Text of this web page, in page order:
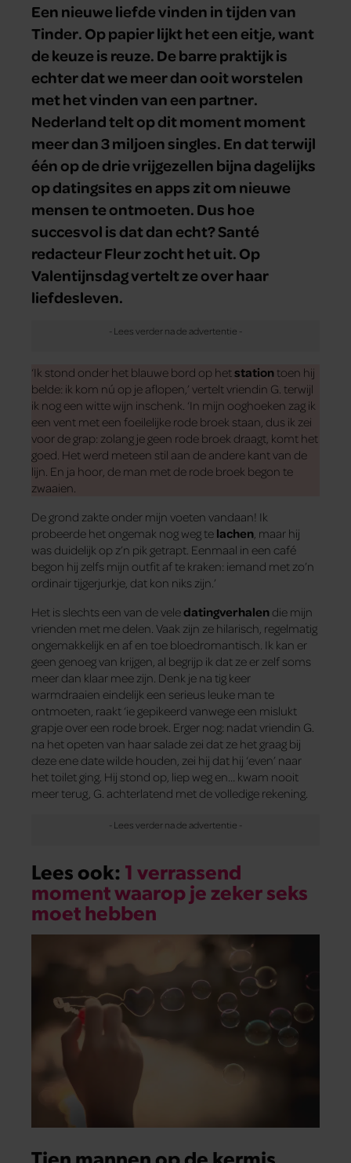
Een nieuwe liefde vinden in tijden van
Tinder. Op papier lijkt het een eitje, want
de keuze is reuze. De barre praktijk is
echter dat we meer dan ooit worstelen
met het vinden van een partner.
Nederland telt op dit moment moment
meer dan 3 miljoen singles. En dat terwijl
één op de drie vrijgezellen bijna dagelijks
op datingsites en apps zit om nieuwe
mensen te ontmoeten. Dus hoe
succesvol is dat dan echt? Santé
redacteur Fleur zocht het uit. Op
Valentijnsdag vertelt ze over haar
liefdesleven.
‘Ik stond onder het blauwe bord op hetstation toen hij
belde: ik kom nú op je aflopen,’ vertelt vriendin G. terwijl
ik nog een witte wijn inschenk. ‘In mijn ooghoeken zag ik
een vent met een foeilelijke rode broek staan, dus ik zei
voor de grap: zolang je geen rode broek draagt, komt het
goed. Het werd meteen stil aan de andere kant van de
lijn. En ja hoor, de man met de rode broek begon te
zwaaien.
De grond zakte onder mijn voeten vandaan! Ik
probeerde het ongemak nog weg te lachen, maar hij
was duidelijk op z’n pik getrapt. Eenmaal in een café
begon hij zelfs mijn outfit af te kraken: iemand met zo’n
ordinair tijgerjurkje, dat kon niks zijn.’
Het is slechts een van de veledatingverhalen die mijn
vrienden met me delen. Vaak zijn ze hilarisch, regelmatig
ongemakkelijk en af en toe bloedromantisch. Ik kan er
geen genoeg van krijgen, al begrijp ik dat ze er zelf soms
meer dan klaar mee zijn. Denk je na tig keer
warmdraaien eindelijk een serieus leuke man te
ontmoeten, raakt ‘ie gepikeerd vanwege een mislukt
grapje over een rode broek. Erger nog: nadat vriendin G.
na het opeten van haar salade zei dat ze het graag bij
deze ene date wilde houden, zei hij dat hij ‘even’ naar
het toilet ging. Hij stond op, liep weg en… kwam nooit
meer terug, G. achterlatend met de volledige rekening.
Lees ook: 1 verrassend
moment waarop je zeker seks
moet hebben
Tien mannen op de kermis